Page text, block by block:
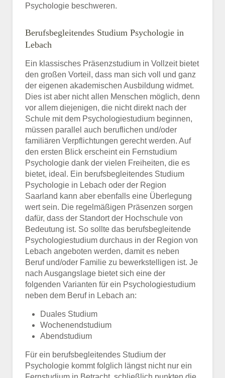
Psychologie beschweren.
Berufsbegleitendes Studium Psychologie in
Lebach
Ein klassisches Präsenzstudium in Vollzeit bietet
den großen Vorteil, dass man sich voll und ganz
der eigenen akademischen Ausbildung widmet.
Dies ist aber nicht allen Menschen möglich, denn
vor allem diejenigen, die nicht direkt nach der
Schule mit dem Psychologiestudium beginnen,
müssen parallel auch beruflichen und/oder
familiären Verpflichtungen gerecht werden. Auf
den ersten Blick erscheint ein Fernstudium
Psychologie dank der vielen Freiheiten, die es
bietet, ideal. Ein berufsbegleitendes Studium
Psychologie in Lebach oder der Region
Saarland kann aber ebenfalls eine Überlegung
wert sein. Die regelmäßigen Präsenzen sorgen
dafür, dass der Standort der Hochschule von
Bedeutung ist. So sollte das berufsbegleitende
Psychologiestudium durchaus in der Region von
Lebach angeboten werden, damit es neben
Beruf und/oder Familie zu bewerkstelligen ist. Je
nach Ausgangslage bietet sich eine der
folgenden Varianten für ein Psychologiestudium
neben dem Beruf in Lebach an:
Duales Studium
Wochenendstudium
Abendstudium
Für ein berufsbegleitendes Studium der
Psychologie kommt folglich längst nicht nur ein